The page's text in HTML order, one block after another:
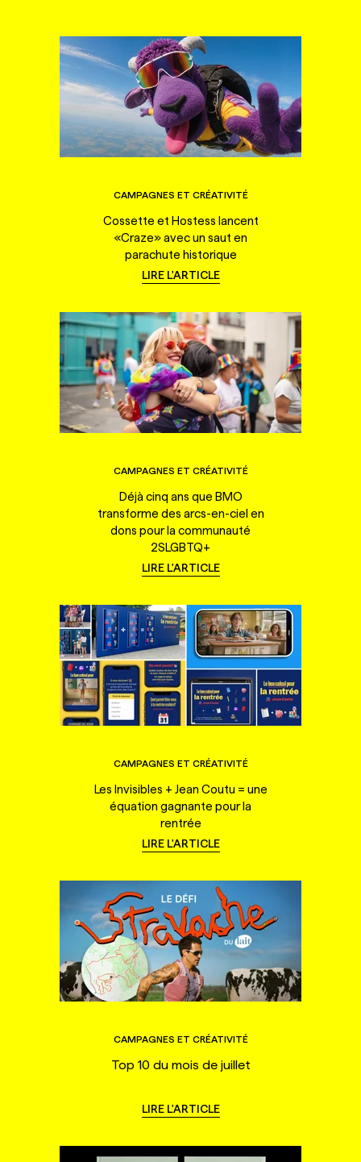
CAMPAGNES ET CRÉATIVITÉ
Cossette et Hostess lancent
«Craze» avec un saut en
parachute historique
LIRE L'ARTICLE
CAMPAGNES ET CRÉATIVITÉ
Déjà cinq ans que BMO
transforme des arcs-en-ciel en
dons pour la communauté
2SLGBTQ+
LIRE L'ARTICLE
CAMPAGNES ET CRÉATIVITÉ
Les Invisibles + Jean Coutu = une
équation gagnante pour la
rentrée
LIRE L'ARTICLE
CAMPAGNES ET CRÉATIVITÉ
Top 10 du mois de juillet
LIRE L'ARTICLE